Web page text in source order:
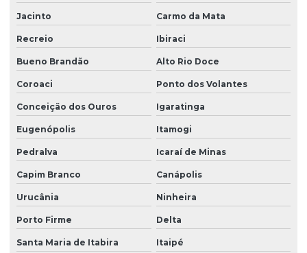
Jacinto Carmo da Mata
Recreio Ibiraci
Bueno Brandão Alto Rio Doce
Coroaci Ponto dos Volantes
Conceição dos Ouros Igaratinga
Eugenópolis Itamogi
Pedralva Icaraí de Minas
Capim Branco Canápolis
Urucânia Ninheira
Porto Firme Delta
Santa Maria de Itabira Itaipé